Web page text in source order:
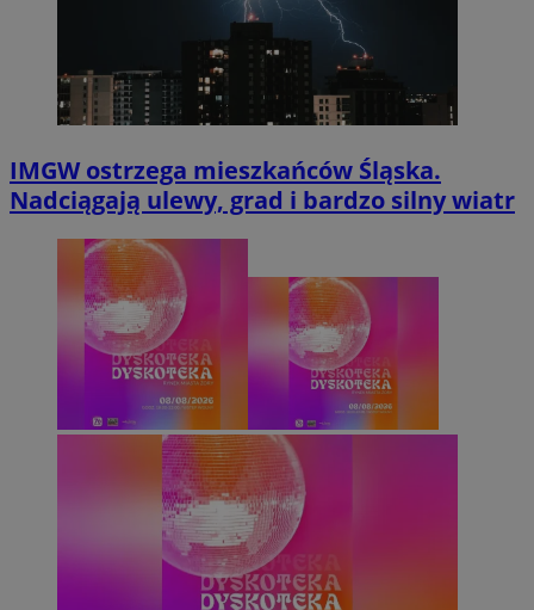
IMGW ostrzega mieszkańców Śląska.
Nadciągają ulewy, grad i bardzo silny wiatr